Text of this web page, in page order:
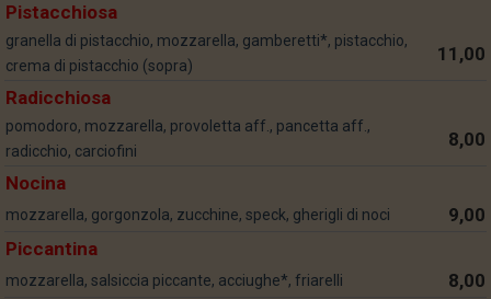
Pistacchiosa
granella di pistacchio, mozzarella, gamberetti*, pistacchio,
crema di pistacchio (sopra)
11,00
Radicchiosa
pomodoro, mozzarella, provoletta aff., pancetta aff.,
radicchio, carciofini
8,00
Nocina
mozzarella, gorgonzola, zucchine, speck, gherigli di noci
9,00
Piccantina
mozzarella, salsiccia piccante, acciughe*, friarelli
8,00